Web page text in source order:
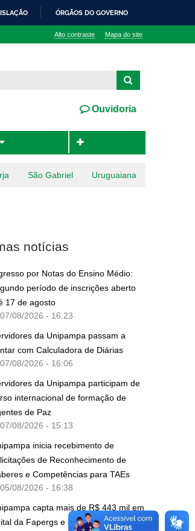
ÓRGÃOS DO GOVERNO
Alto contraste Mapa do site
Ouvidoria
São Gabriel Uruguaiana
notícias
por Notas do Ensino Médio:
período de inscrições aberto
17 de agosto
07/08/2026 - 16:23
da Unipampa passam a
com Calculadora de Diárias
07/08/2026 - 16:06
da Unipampa participam de
internacional de formação de
de Paz
07/08/2026 - 15:13
inicia recebimento de
de Reconhecimento de
e Competências para TAEs
05/08/2026 - 16:38
capta mais de R$ 443 mil em
da Fapergs e amplia quadro de